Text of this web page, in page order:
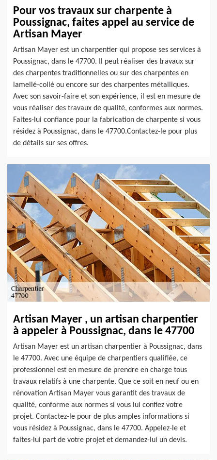
Pour vos travaux sur charpente à
Poussignac, faites appel au service de
Artisan Mayer
Artisan Mayer est un charpentier qui propose ses services à
Poussignac, dans le 47700. Il peut réaliser des travaux sur
des charpentes traditionnelles ou sur des charpentes en
lamellé-collé ou encore sur des charpentes métalliques.
Avec son savoir-faire et son expérience, il est en mesure de
vous réaliser des travaux de qualité, conformes aux normes.
Faites-lui confiance pour la fabrication de charpente si vous
résidez à Poussignac, dans le 47700.Contactez-le pour plus
de détails sur ses offres.
Artisan Mayer , un artisan charpentier
à appeler à Poussignac, dans le 47700
Artisan Mayer est un artisan charpentier à Poussignac, dans
le 47700. Avec une équipe de charpentiers qualifiée, ce
professionnel est en mesure de prendre en charge tous
travaux relatifs à une charpente. Que ce soit en neuf ou en
rénovation Artisan Mayer vous garantit des travaux de
qualité, conforme aux normes si vous lui confiez votre
projet. Contactez-le pour de plus amples informations si
vous résidez à Poussignac, dans le 47700. Appelez-le et
faites-lui part de votre projet et demandez-lui un devis.